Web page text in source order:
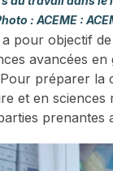
: ACEME :
a pour objectif
avancées en
préparer la
et en sciences
prenantes